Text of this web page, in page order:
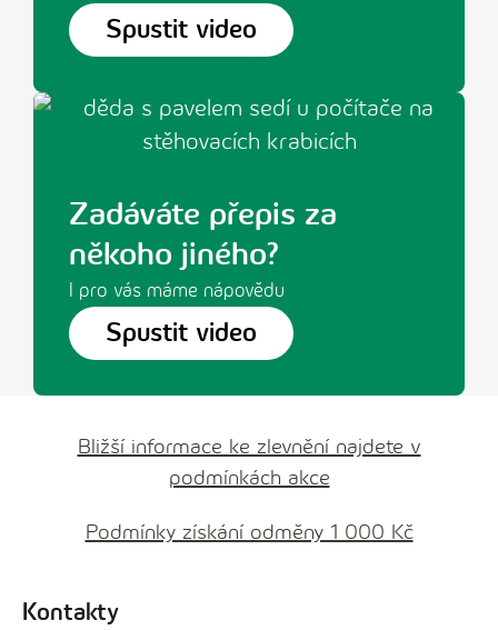
Spustit video
Zadáváte přepis za
někoho jiného?
I pro vás máme nápovědu
Spustit video
Bližší informace ke zlevnění najdete v
podmínkách akce
Podmínky získání odměny 1 000 Kč
Kontakty